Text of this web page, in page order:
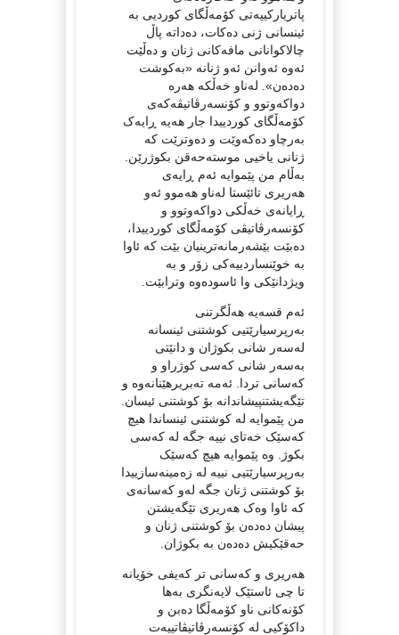
پاتریارکییەتی کۆمەڵگای کوردیی بە
ئینسانی ژنی دەکات، دەداتە پاڵ
چالاکوانانی مافەکانی ژنان و دەڵێت
ئەوە ئەوانن ئەو ژنانە «بەکوشت
دەدەن». لەناو خەڵکە هەرە
دواکەوتوو و کۆنسەرڤاتیڤەکەی
کۆمەڵگای کوردییدا جار هەیە ڕایەک
بەرچاو دەکەوێت و دەوترێت کە
ژنانی یاخیی موستەحەقن بکوژرێن.
بەڵام من پێموایە ئەم ڕایەی
هەریری تائێستا لەناو هەموو ئەو
ڕایانەی خەڵکی دواکەوتوو و
کۆنسەرڤاتیڤی کۆمەڵگای کوردییدا،
دەبێت بێشەرمانەترینیان بێت کە ئاوا
بە خوێنساردییەکی زۆر و بە
ویژدانێکی وا ئاسودەوە وترابێت.
ئەم قسەیە هەڵگرتنی
بەرپرسیارێتیی کوشتنی ئینسانە
لەسەر شانی بکوژان و دانێتی
بەسەر شانی کەسی کوژراو و
کەسانی تردا. ئەمە تەبریرهێنانەوە و
تێگەیشتنپیشاندانە بۆ کوشتنی ئیسان.
من پێموایە لە کوشتنی ئینساندا هیچ
کەسێک خەتای نییە جگە لە کەسی
بکوژ. وە پێموایە هیچ کەسێک
بەرپرسیارێتیی نییە لە زەمینەسازییدا
بۆ کوشتنی ژنان جگە لەو کەسانەی
کە ئاوا وەک هەریری تێگەیشتن
پیشان دەدەن بۆ کوشتنی ژنان و
حەقێکیش دەدەن بە بکوژان.
هەریری و کەسانی تر کەیفی خۆیانە
تا چی ئاستێک لایەنگری بەها
کۆنەکانی ناو کۆمەڵگا دەبن و
داکۆکیی لە کۆنسەرڤاتیڤاتییەت